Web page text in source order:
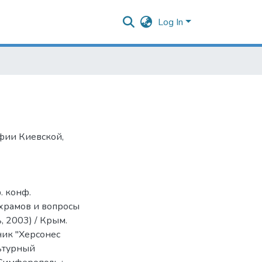
Log In
Киевской,
конф.
и вопросы
2003) / Крым.
"Херсонес